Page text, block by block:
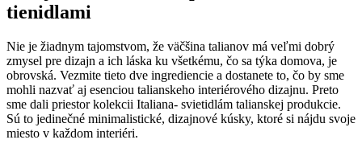
tienidlami
Nie je žiadnym tajomstvom, že väčšina talianov má veľmi dobrý
zmysel pre dizajn a ich láska ku všetkému, čo sa týka domova, je
obrovská. Vezmite tieto dve ingrediencie a dostanete to, čo by sme
mohli nazvať aj esenciou talianskeho interiérového dizajnu. Preto
sme dali priestor kolekcii Italiana- svietidlám talianskej produkcie.
Sú to jedinečné minimalistické, dizajnové kúsky, ktoré si nájdu svoje
miesto v každom interiéri.